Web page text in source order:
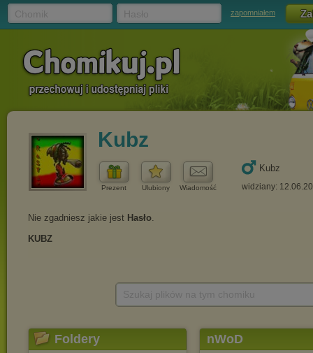
zapomniałem
Kubz
Prezent Ulubiony Wiadomość
Kubz
widziany:
Foldery nWoD